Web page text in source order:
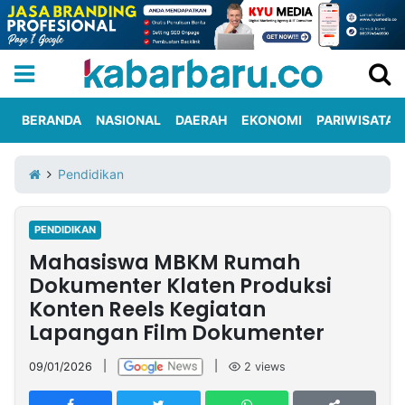
Iklan
Berita
Kami
Nasional
International
Olahraga
Entertainment
Daerah
Pariwisata
Kuliner
Kolom
Network
PT
TREETAN
BERANDA NASIONAL DAERAH EKONOMI PARIWISATA
Pendidikan
PENDIDIKAN
Mahasiswa MBKM Rumah
Dokumenter Klaten Produksi
Konten Reels Kegiatan
Lapangan Film Dokumenter
09/01/2026 2 views